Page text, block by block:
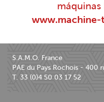
S.A.M.O. France
PAE du Pays Rochois - 400
T. 33 (0)4 50 03 17 52